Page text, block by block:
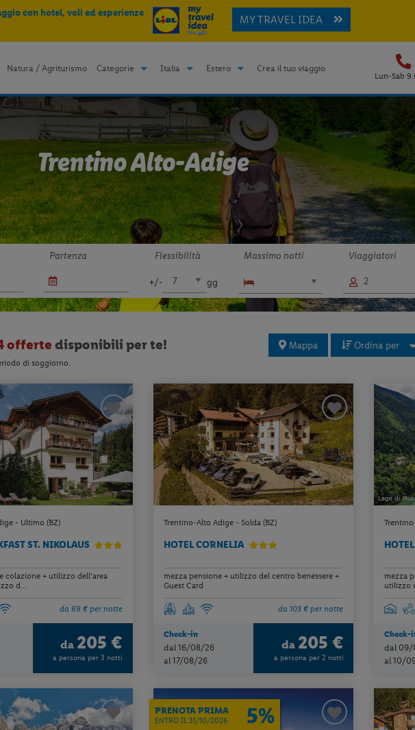
con hotel, voli ed esperienze
MY TRAVEL IDEA
Natura / Agriturismo Categorie Italia Estero Crea il tuo viaggio
Lun-Sab
Trentino Alto-Adige
Partenza Flessibilità
+/- gg
Massimo notti Viaggiatori
offerte disponibili per te!
di soggiorno.
Mappa Ordina per
- Ultimo (BZ)
ST. NIKOLAUS
colazione + utilizzo dell’area
d...
da 69 € per notte
da 205 €
a persona per 3 notti
Trentino-Alto Adige - Solda (BZ)
HOTEL CORNELIA
mezza pensione + utilizzo del centro benessere +
Guest Card
da 103 € per notte
Check-in
dal 16/08/26
al 17/08/26
da 205 €
a persona per 2 notti
mezza
utilizzo
Check-
dal
al 10/
PRENOTA PRIMA
ENTRO IL 31/10/2026 5%